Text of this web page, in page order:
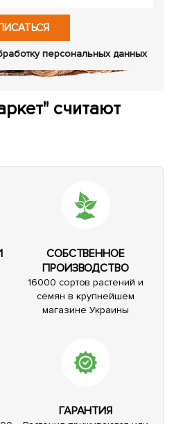
персональных данных
считают
СОБСТВЕННОЕ
ПРОИЗВОДСТВО
16000 сортов растений и
семян в крупнейшем
магазине Украины
ГАРАНТИЯ